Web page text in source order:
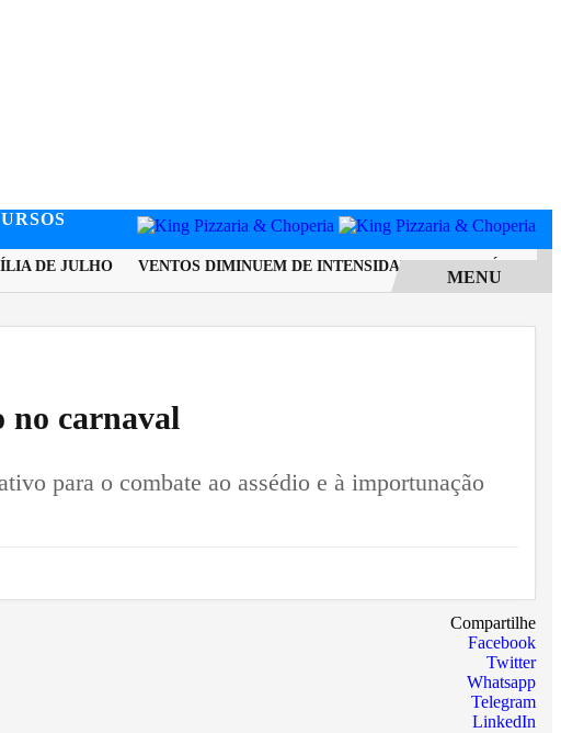
DE JULHO VENTOS DIMINUEM DE INTENSIDADE E MUNICÍPIO DO
MENU
no carnaval
para o combate ao assédio e à importunação
Compartilhe
Facebook
Twitter
Whatsapp
Telegram
LinkedIn